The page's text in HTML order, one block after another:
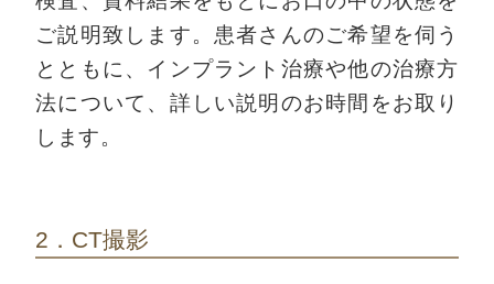
ご説明致します。患者さんのご希望を伺う
とともに、インプラント治療や他の治療方
法について、詳しい説明のお時間をお取り
します。
2．CT撮影